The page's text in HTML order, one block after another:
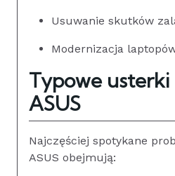
Usuwanie skutków
Modernizacja
Typowe
ASUS
Najczęściej spotykane
ASUS obejmują: